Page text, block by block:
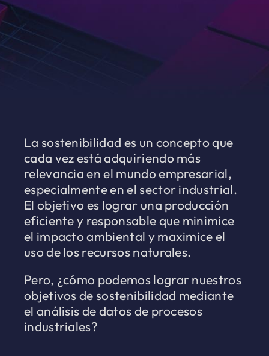
La sostenibilidad es un concepto que
cada vez está adquiriendo más
relevancia en el mundo empresarial,
especialmente en el sector industrial.
El objetivo es lograr una producción
eficiente y responsable que minimice
el impacto ambiental y maximice el
uso de los recursos naturales.
Pero, ¿cómo podemos lograr nuestros
objetivos de sostenibilidad mediante
el análisis de datos de procesos
industriales?